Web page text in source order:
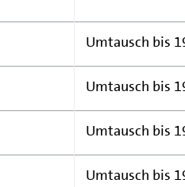
Umtausch bis
Umtausch bis
Umtausch bis
Umtausch bis